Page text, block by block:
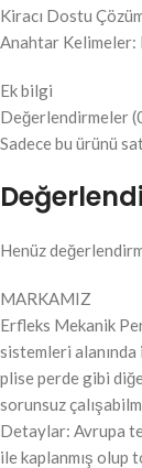
Kiracı Dostu
Anahtar Kelimeler:
Ek bilgi
Değerlendirmeler
Henüz
Sadece bu ürünü
MARKAMIZ
Erfleks Mekanik
sistemleri
plise perde gibi
sorunsuz
Detaylar: Avrupa
ile kaplanmış olup